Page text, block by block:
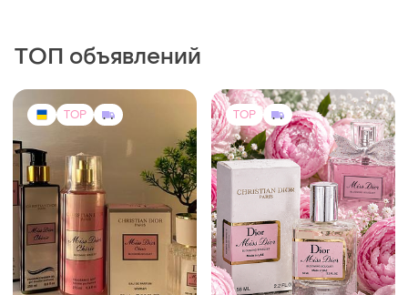
860 грн
Парфюмированный набор
238 грн 18
🌺цветочно свежий🌺